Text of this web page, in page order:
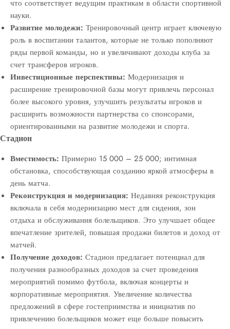
что соответствует ведущим практикам в области спортивной
науки.
Развитие молодежи: Тренировочный центр играет ключевую
роль в воспитании талантов, которые не только пополняют
ряды первой команды, но и увеличивают доходы клуба за
счет трансферов игроков.
Инвестиционные перспективы: Модернизация и
расширение тренировочной базы могут привлечь персонал
более высокого уровня, улучшить результаты игроков и
расширить возможности партнерства со спонсорами,
ориентированными на развитие молодежи и спорта.
Стадион
Вместимость: Примерно 15 000 – 25 000; интимная
обстановка, способствующая созданию яркой атмосферы в
день матча.
Реконструкция и модернизация: Недавняя реконструкция
включала в себя модернизацию мест для сидения, зон
отдыха и обслуживания болельщиков. Это улучшает общее
впечатление зрителей, повышая продажи билетов и доход от
матчей.
Получение доходов: Стадион предлагает потенциал для
получения разнообразных доходов за счет проведения
мероприятий помимо футбола, включая концерты и
корпоративные мероприятия. Увеличение количества
предложений в сфере гостеприимства и инициатив по
привлечению болельщиков может еще больше повысить